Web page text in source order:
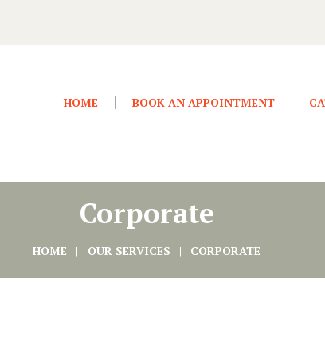
HOME BOOK AN APPOINTMENT
Corporate
HOME OUR SERVICES CORPORATE